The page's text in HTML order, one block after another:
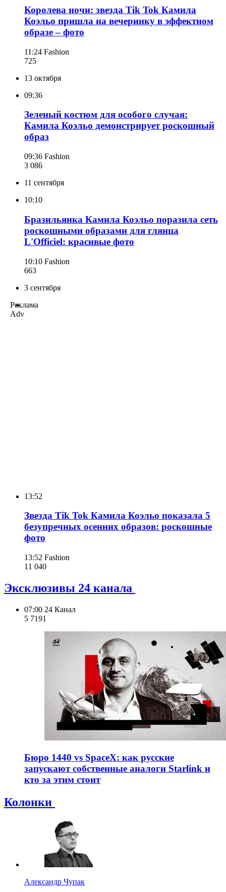
Королева ночи: звезда Tik Tok Камила
Коэльо пришла на вечеринку в эффектном
образе – фото
11:24 Fashion
725
13 октября
09:36
Зеленый костюм для особого случая:
Камила Коэльо демонстрирует роскошный
образ
09:36 Fashion
3 086
11 сентября
10:10
Бразильянка Камила Коэльо поразила сеть
роскошными образами для глянца
L'Officiel: красивые фото
10:10 Fashion
663
3 сентября
Реклама
Adv
13:52
Звезда Tik Tok Камила Коэльо показала 5
безупречных осенних образов: роскошные
фото
13:52 Fashion
11 040
Эксклюзивы 24 канала
07:00 24 Канал
5 7191
Бюро 1440 vs SpaceX: как русские
запускают собственные аналоги Starlink и
кто за этим стоит
Колонки
Александр Чупак